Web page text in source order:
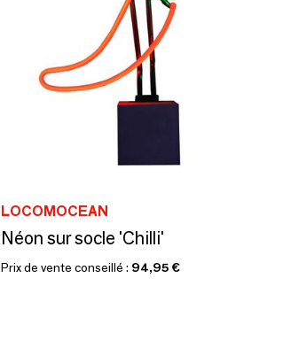
LOCOMOCEAN
Néon sur socle 'Chilli'
Prix de vente conseillé : 94,95 €